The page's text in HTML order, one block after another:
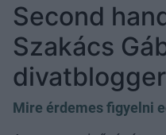
Second
Szakács
Mire érdemes figyelni